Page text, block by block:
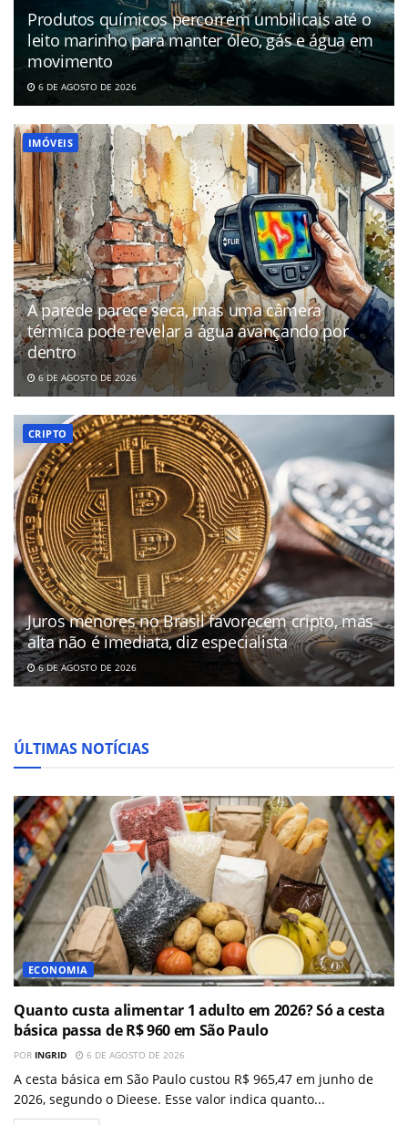
Produtos químicos percorrem umbilicais até o
leito marinho para manter óleo, gás e água em
movimento
6 DE AGOSTO DE 2026
IMÓVEIS
A parede parece seca, mas uma câmera
térmica pode revelar a água avançando por
dentro
6 DE AGOSTO DE 2026
CRIPTO
Juros menores no Brasil favorecem cripto, mas
alta não é imediata, diz especialista
6 DE AGOSTO DE 2026
ÚLTIMAS NOTÍCIAS
ECONOMIA
Quanto custa alimentar 1 adulto em 2026? Só a cesta
básica passa de R$ 960 em São Paulo
POR INGRID 6 DE AGOSTO DE 2026
A cesta básica em São Paulo custou R$ 965,47 em junho de
2026, segundo o Dieese. Esse valor indica quanto...